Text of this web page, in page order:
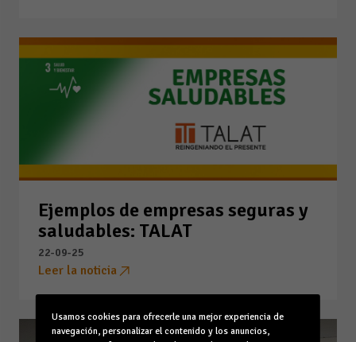
Ejemplos de empresas seguras y
saludables: TALAT
22-09-25
Leer la noticia
Usamos cookies para ofrecerle una mejor experiencia de
navegación, personalizar el contenido y los anuncios,